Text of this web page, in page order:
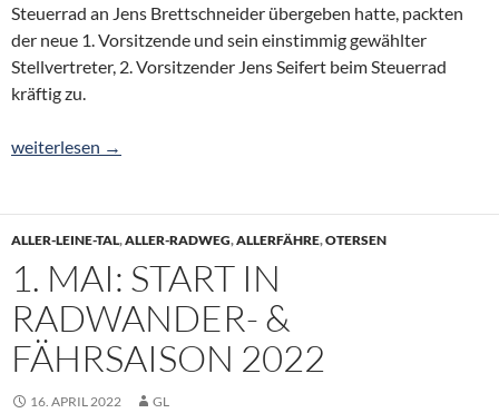
Steuerrad an Jens Brettschneider übergeben hatte, packten
der neue 1. Vorsitzende und sein einstimmig gewählter
Stellvertreter, 2. Vorsitzender Jens Seifert beim Steuerrad
kräftig zu.
Nach 30 Jahren: Jens Brettschneider folgt auf Günter Lühning
weiterlesen →
ALLER-LEINE-TAL,ALLER-RADWEG,ALLERFÄHRE,OTERSEN
1. MAI: START IN
RADWANDER- &
FÄHRSAISON 2022
16. APRIL 2022 GL